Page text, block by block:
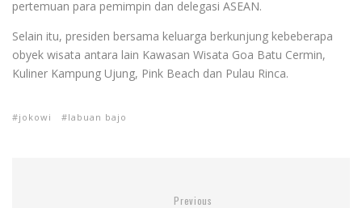
pertemuan para pemimpin dan delegasi ASEAN.
Selain itu, presiden bersama keluarga berkunjung kebeberapa
obyek wisata antara lain Kawasan Wisata Goa Batu Cermin,
Kuliner Kampung Ujung, Pink Beach dan Pulau Rinca.
jokowi labuan bajo
Previous